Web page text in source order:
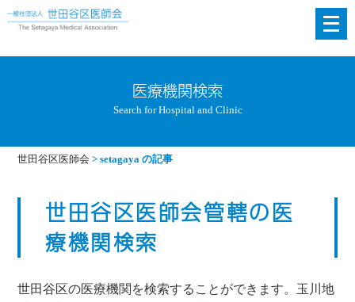
メ
ニ
く
医療機関検索
Search for Hospital and Clinic
世田谷区医師会 >setagaya の記事
世田谷区医師会管轄の医
療機関検索
世田谷区の医療機関を検索することができます。玉川地